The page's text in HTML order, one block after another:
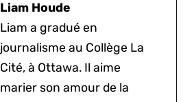
Liam Houde
Liam a gradué en
journalisme au Collège La
Cité, à Ottawa. Il aime
marier son amour de la